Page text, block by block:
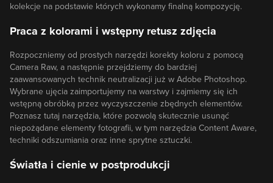
kolekcje na podstawie których wykonamy finalną kompozycję.
Praca z kolorami i wstępny retusz zdjęcia
Rozpoczniemy od prostych narzędzi korekty koloru z pomocą
Camera Raw, a następnie przejdziemy do bardziej
zaawansowanych technik neutralizacji już w Adobe Photoshop.
Wybrane ujęcia zaimportujemy na warstwy i zajmiemy się ich
wstępną obróbką przez wyczyszczenie zbędnych elementów.
Poznasz tutaj narzędzia, które pozwolą skutecznie usunąć
niepożądane elementy fotografii, w tym narzędzia Content Aware,
techniki odszumiania oraz inne sprytne sztuczki.
Światła i cienie w postprodukcji